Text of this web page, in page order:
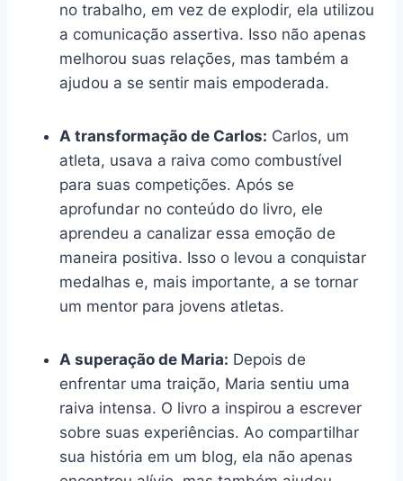
no trabalho, em vez de explodir, ela utilizou
a comunicação assertiva. Isso não apenas
melhorou suas relações, mas também a
ajudou a se sentir mais empoderada.
A transformação de Carlos: Carlos, um
atleta, usava a raiva como combustível
para suas competições. Após se
aprofundar no conteúdo do livro, ele
aprendeu a canalizar essa emoção de
maneira positiva. Isso o levou a conquistar
medalhas e, mais importante, a se tornar
um mentor para jovens atletas.
A superação de Maria: Depois de
enfrentar uma traição, Maria sentiu uma
raiva intensa. O livro a inspirou a escrever
sobre suas experiências. Ao compartilhar
sua história em um blog, ela não apenas